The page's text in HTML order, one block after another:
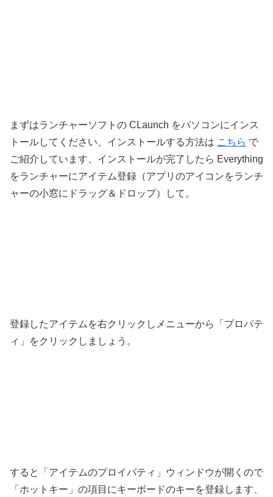
まずはランチャーソフトの CLaunch をパソコンにインス
トールしてください、インストールする方法は こちら で
ご紹介しています、インストールが完了したら Everything
をランチャーにアイテム登録（アプリのアイコンをランチ
ャーの小窓にドラッグ＆ドロップ）して。
登録したアイテムを右クリックしメニューから「プロパテ
ィ」をクリックしましょう。
すると「アイテムのプロイパティ」ウィンドウが開くので
「ホットキー」の項目にキーボードのキーを登録します、